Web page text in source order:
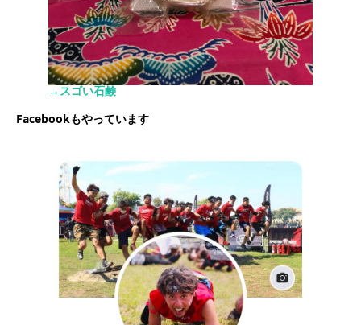
→スゴい石鹸
Facebookもやっています